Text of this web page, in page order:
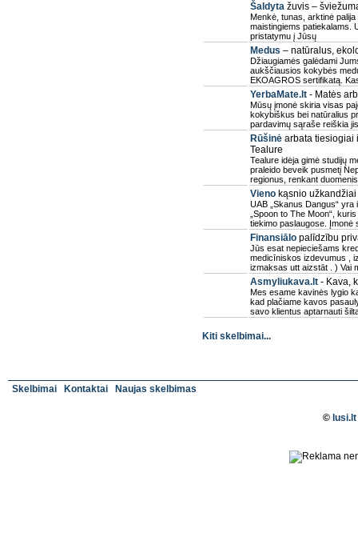
Šaldyta žuvis –
Menkė, tunas, arktinė
maistingiems patiekalams.
pristatymu į Jūsų
Medus – natūralus,
Džiaugiamės galėdami
aukščiausios kokybės
EKOAGROS sertifikatą.
YerbaMate.lt - Matės
Mūsų įmonė skiria visas
kokybiškus bei natūralius
pardavimų sąraše reiškia
Rūšinė arbata tiesiogiai
Tealure
Tealure idėja gimė studijų
praleido beveik pusmetį
regionus, renkant
Vieno kąsnio
UAB „Skanus Dangus“
„Spoon to The Moon“,
tiekimo paslaugose. Įmonė
Finansiālo palīdzību
Jūs esat nepieciešams
medicīniskos izdevumus ,
izmaksas utt aizstāt . ) Vai
Asmyliukava.lt - Kava,
Mes esame kavinės lygio
kad plačiame kavos
savo klientus aptarnauti
Kiti skelbimai...
Skelbimai Kontaktai Naujas skelbimas
©